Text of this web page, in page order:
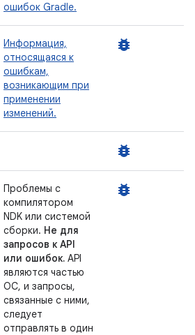
ошибок Gradle.
Информация,
относящаяся к
ошибкам,
возникающим при
применении
изменений.
bug_report
bug_report
Проблемы с
компилятором
NDK или системой
сборки. Не для
запросов к API
или ошибок. API
являются частью
ОС, и запросы,
связанные с ними,
следует
отправлять в один
bug_report